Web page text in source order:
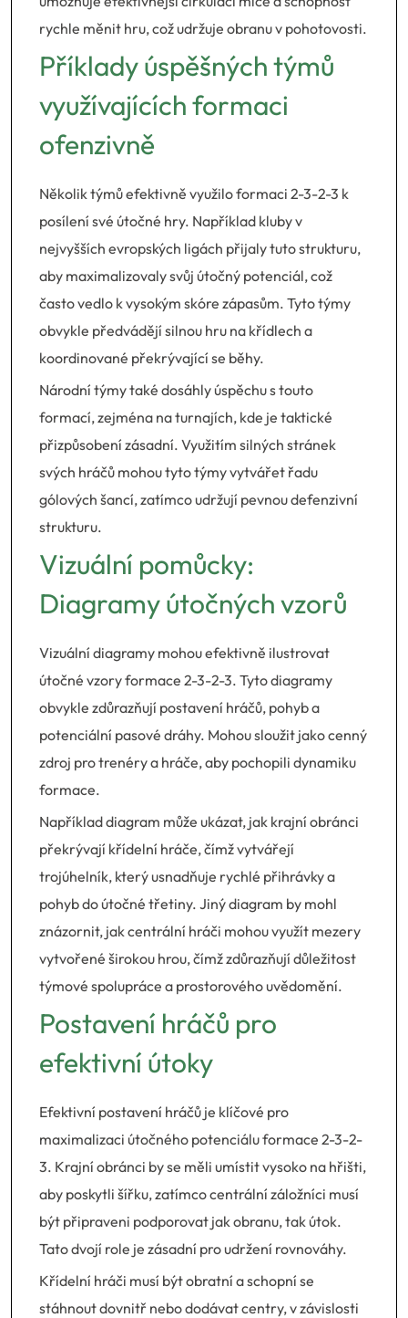
rychle měnit hru, což udržuje obranu v pohotovosti.
Příklady úspěšných týmů
využívajících formaci
ofenzivně
Několik týmů efektivně využilo formaci 2-3-2-3 k
posílení své útočné hry. Například kluby v
nejvyšších evropských ligách přijaly tuto strukturu,
aby maximalizovaly svůj útočný potenciál, což
často vedlo k vysokým skóre zápasům. Tyto týmy
obvykle předvádějí silnou hru na křídlech a
koordinované překrývající se běhy.
Národní týmy také dosáhly úspěchu s touto
formací, zejména na turnajích, kde je taktické
přizpůsobení zásadní. Využitím silných stránek
svých hráčů mohou tyto týmy vytvářet řadu
gólových šancí, zatímco udržují pevnou defenzivní
strukturu.
Vizuální pomůcky:
Diagramy útočných vzorů
Vizuální diagramy mohou efektivně ilustrovat
útočné vzory formace 2-3-2-3. Tyto diagramy
obvykle zdůrazňují postavení hráčů, pohyb a
potenciální pasové dráhy. Mohou sloužit jako cenný
zdroj pro trenéry a hráče, aby pochopili dynamiku
formace.
Například diagram může ukázat, jak krajní obránci
překrývají křídelní hráče, čímž vytvářejí
trojúhelník, který usnadňuje rychlé přihrávky a
pohyb do útočné třetiny. Jiný diagram by mohl
znázornit, jak centrální hráči mohou využít mezery
vytvořené širokou hrou, čímž zdůrazňují důležitost
týmové spolupráce a prostorového uvědomění.
Postavení hráčů pro
efektivní útoky
Efektivní postavení hráčů je klíčové pro
maximalizaci útočného potenciálu formace 2-3-2-
3. Krajní obránci by se měli umístit vysoko na hřišti,
aby poskytli šířku, zatímco centrální záložníci musí
být připraveni podporovat jak obranu, tak útok.
Tato dvojí role je zásadní pro udržení rovnováhy.
Křídelní hráči musí být obratní a schopní se
stáhnout dovnitř nebo dodávat centry, v závislosti